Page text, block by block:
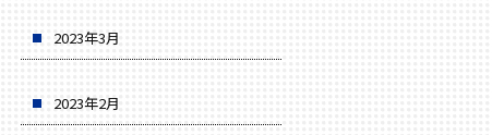
2023年3月
2023年2月